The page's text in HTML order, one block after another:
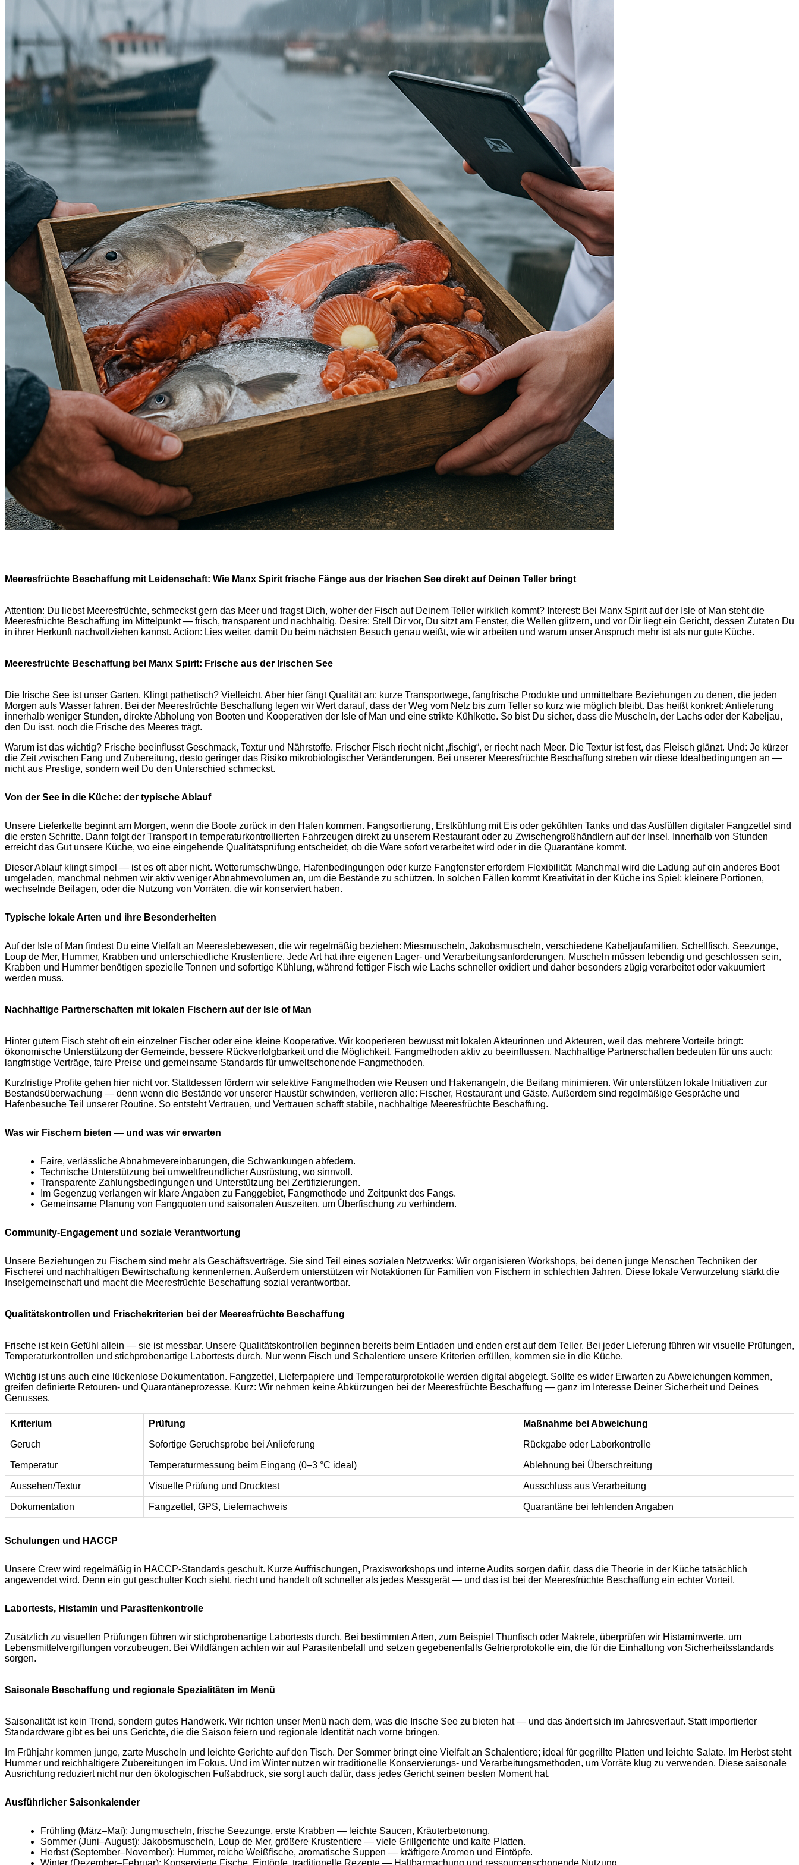
Meeresfrüchte Beschaffung mit Leidenschaft: Wie Manx Spirit frische Fänge aus der Irischen See direkt auf Deinen Teller bringt
Attention: Du liebst Meeresfrüchte, schmeckst gern das Meer und fragst Dich, woher der Fisch auf Deinem Teller wirklich kommt? Interest: Bei Manx Spirit auf der Isle of Man steht die
Meeresfrüchte Beschaffung im Mittelpunkt — frisch, transparent und nachhaltig. Desire: Stell Dir vor, Du sitzt am Fenster, die Wellen glitzern, und vor Dir liegt ein Gericht, dessen Zutaten Du
in ihrer Herkunft nachvollziehen kannst. Action: Lies weiter, damit Du beim nächsten Besuch genau weißt, wie wir arbeiten und warum unser Anspruch mehr ist als nur gute Küche.
Meeresfrüchte Beschaffung bei Manx Spirit: Frische aus der Irischen See
Die Irische See ist unser Garten. Klingt pathetisch? Vielleicht. Aber hier fängt Qualität an: kurze Transportwege, fangfrische Produkte und unmittelbare Beziehungen zu denen, die jeden
Morgen aufs Wasser fahren. Bei der Meeresfrüchte Beschaffung legen wir Wert darauf, dass der Weg vom Netz bis zum Teller so kurz wie möglich bleibt. Das heißt konkret: Anlieferung
innerhalb weniger Stunden, direkte Abholung von Booten und Kooperativen der Isle of Man und eine strikte Kühlkette. So bist Du sicher, dass die Muscheln, der Lachs oder der Kabeljau,
den Du isst, noch die Frische des Meeres trägt.
Warum ist das wichtig? Frische beeinflusst Geschmack, Textur und Nährstoffe. Frischer Fisch riecht nicht „fischig“, er riecht nach Meer. Die Textur ist fest, das Fleisch glänzt. Und: Je kürzer
die Zeit zwischen Fang und Zubereitung, desto geringer das Risiko mikrobiologischer Veränderungen. Bei unserer Meeresfrüchte Beschaffung streben wir diese Idealbedingungen an —
nicht aus Prestige, sondern weil Du den Unterschied schmeckst.
Von der See in die Küche: der typische Ablauf
Unsere Lieferkette beginnt am Morgen, wenn die Boote zurück in den Hafen kommen. Fangsortierung, Erstkühlung mit Eis oder gekühlten Tanks und das Ausfüllen digitaler Fangzettel sind
die ersten Schritte. Dann folgt der Transport in temperaturkontrollierten Fahrzeugen direkt zu unserem Restaurant oder zu Zwischengroßhändlern auf der Insel. Innerhalb von Stunden
erreicht das Gut unsere Küche, wo eine eingehende Qualitätsprüfung entscheidet, ob die Ware sofort verarbeitet wird oder in die Quarantäne kommt.
Dieser Ablauf klingt simpel — ist es oft aber nicht. Wetterumschwünge, Hafenbedingungen oder kurze Fangfenster erfordern Flexibilität: Manchmal wird die Ladung auf ein anderes Boot
umgeladen, manchmal nehmen wir aktiv weniger Abnahmevolumen an, um die Bestände zu schützen. In solchen Fällen kommt Kreativität in der Küche ins Spiel: kleinere Portionen,
wechselnde Beilagen, oder die Nutzung von Vorräten, die wir konserviert haben.
Typische lokale Arten und ihre Besonderheiten
Auf der Isle of Man findest Du eine Vielfalt an Meereslebewesen, die wir regelmäßig beziehen: Miesmuscheln, Jakobsmuscheln, verschiedene Kabeljaufamilien, Schellfisch, Seezunge,
Loup de Mer, Hummer, Krabben und unterschiedliche Krustentiere. Jede Art hat ihre eigenen Lager- und Verarbeitungsanforderungen. Muscheln müssen lebendig und geschlossen sein,
Krabben und Hummer benötigen spezielle Tonnen und sofortige Kühlung, während fettiger Fisch wie Lachs schneller oxidiert und daher besonders zügig verarbeitet oder vakuumiert
werden muss.
Nachhaltige Partnerschaften mit lokalen Fischern auf der Isle of Man
Hinter gutem Fisch steht oft ein einzelner Fischer oder eine kleine Kooperative. Wir kooperieren bewusst mit lokalen Akteurinnen und Akteuren, weil das mehrere Vorteile bringt:
ökonomische Unterstützung der Gemeinde, bessere Rückverfolgbarkeit und die Möglichkeit, Fangmethoden aktiv zu beeinflussen. Nachhaltige Partnerschaften bedeuten für uns auch:
langfristige Verträge, faire Preise und gemeinsame Standards für umweltschonende Fangmethoden.
Kurzfristige Profite gehen hier nicht vor. Stattdessen fördern wir selektive Fangmethoden wie Reusen und Hakenangeln, die Beifang minimieren. Wir unterstützen lokale Initiativen zur
Bestandsüberwachung — denn wenn die Bestände vor unserer Haustür schwinden, verlieren alle: Fischer, Restaurant und Gäste. Außerdem sind regelmäßige Gespräche und
Hafenbesuche Teil unserer Routine. So entsteht Vertrauen, und Vertrauen schafft stabile, nachhaltige Meeresfrüchte Beschaffung.
Was wir Fischern bieten — und was wir erwarten
Faire, verlässliche Abnahmevereinbarungen, die Schwankungen abfedern.
Technische Unterstützung bei umweltfreundlicher Ausrüstung, wo sinnvoll.
Transparente Zahlungsbedingungen und Unterstützung bei Zertifizierungen.
Im Gegenzug verlangen wir klare Angaben zu Fanggebiet, Fangmethode und Zeitpunkt des Fangs.
Gemeinsame Planung von Fangquoten und saisonalen Auszeiten, um Überfischung zu verhindern.
Community-Engagement und soziale Verantwortung
Unsere Beziehungen zu Fischern sind mehr als Geschäftsverträge. Sie sind Teil eines sozialen Netzwerks: Wir organisieren Workshops, bei denen junge Menschen Techniken der
Fischerei und nachhaltigen Bewirtschaftung kennenlernen. Außerdem unterstützen wir Notaktionen für Familien von Fischern in schlechten Jahren. Diese lokale Verwurzelung stärkt die
Inselgemeinschaft und macht die Meeresfrüchte Beschaffung sozial verantwortbar.
Qualitätskontrollen und Frischekriterien bei der Meeresfrüchte Beschaffung
Frische ist kein Gefühl allein — sie ist messbar. Unsere Qualitätskontrollen beginnen bereits beim Entladen und enden erst auf dem Teller. Bei jeder Lieferung führen wir visuelle Prüfungen,
Temperaturkontrollen und stichprobenartige Labortests durch. Nur wenn Fisch und Schalentiere unsere Kriterien erfüllen, kommen sie in die Küche.
Wichtig ist uns auch eine lückenlose Dokumentation. Fangzettel, Lieferpapiere und Temperaturprotokolle werden digital abgelegt. Sollte es wider Erwarten zu Abweichungen kommen,
greifen definierte Retouren- und Quarantäneprozesse. Kurz: Wir nehmen keine Abkürzungen bei der Meeresfrüchte Beschaffung — ganz im Interesse Deiner Sicherheit und Deines
Genusses.
Kriterium Prüfung Maßnahme bei Abweichung
Geruch Sofortige Geruchsprobe bei Anlieferung Rückgabe oder Laborkontrolle
Temperatur Temperaturmessung beim Eingang (0–3 °C ideal) Ablehnung bei Überschreitung
Aussehen/Textur Visuelle Prüfung und Drucktest Ausschluss aus Verarbeitung
Dokumentation Fangzettel, GPS, Liefernachweis Quarantäne bei fehlenden Angaben
Schulungen und HACCP
Unsere Crew wird regelmäßig in HACCP-Standards geschult. Kurze Auffrischungen, Praxisworkshops und interne Audits sorgen dafür, dass die Theorie in der Küche tatsächlich
angewendet wird. Denn ein gut geschulter Koch sieht, riecht und handelt oft schneller als jedes Messgerät — und das ist bei der Meeresfrüchte Beschaffung ein echter Vorteil.
Labortests, Histamin und Parasitenkontrolle
Zusätzlich zu visuellen Prüfungen führen wir stichprobenartige Labortests durch. Bei bestimmten Arten, zum Beispiel Thunfisch oder Makrele, überprüfen wir Histaminwerte, um
Lebensmittelvergiftungen vorzubeugen. Bei Wildfängen achten wir auf Parasitenbefall und setzen gegebenenfalls Gefrierprotokolle ein, die für die Einhaltung von Sicherheitsstandards
sorgen.
Saisonale Beschaffung und regionale Spezialitäten im Menü
Saisonalität ist kein Trend, sondern gutes Handwerk. Wir richten unser Menü nach dem, was die Irische See zu bieten hat — und das ändert sich im Jahresverlauf. Statt importierter
Standardware gibt es bei uns Gerichte, die die Saison feiern und regionale Identität nach vorne bringen.
Im Frühjahr kommen junge, zarte Muscheln und leichte Gerichte auf den Tisch. Der Sommer bringt eine Vielfalt an Schalentiere; ideal für gegrillte Platten und leichte Salate. Im Herbst steht
Hummer und reichhaltigere Zubereitungen im Fokus. Und im Winter nutzen wir traditionelle Konservierungs- und Verarbeitungsmethoden, um Vorräte klug zu verwenden. Diese saisonale
Ausrichtung reduziert nicht nur den ökologischen Fußabdruck, sie sorgt auch dafür, dass jedes Gericht seinen besten Moment hat.
Ausführlicher Saisonkalender
Frühling (März–Mai): Jungmuscheln, frische Seezunge, erste Krabben — leichte Saucen, Kräuterbetonung.
Sommer (Juni–August): Jakobsmuscheln, Loup de Mer, größere Krustentiere — viele Grillgerichte und kalte Platten.
Herbst (September–November): Hummer, reiche Weißfische, aromatische Suppen — kräftigere Aromen und Eintöpfe.